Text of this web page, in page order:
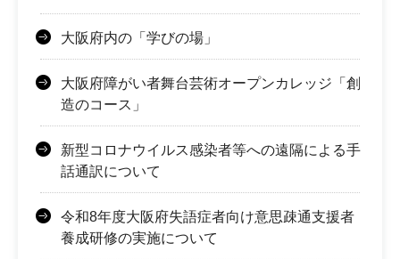
大阪府内の「学びの場」
大阪府障がい者舞台芸術オープンカレッジ「創
造のコース」
新型コロナウイルス感染者等への遠隔による手
話通訳について
令和8年度大阪府失語症者向け意思疎通支援者
養成研修の実施について